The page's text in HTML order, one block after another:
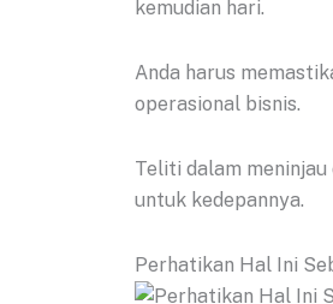
kemudian hari.
Anda harus
operasional bisnis.
Teliti dalam meninjau
untuk kedepannya.
Perhatikan Hal Ini